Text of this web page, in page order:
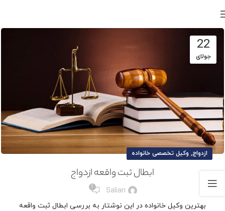
22
جولای
ازدواج, وکیل تخصصی خانواده
ابطال ثبت واقعه ازدواج
Salian
1
بهترین وکیل خانواده در این نوشتار به بررسی ابطال ثبت واقعه